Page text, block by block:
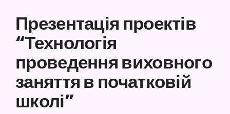
Презентація проектів
“Технологія
проведення виховного
заняття в початковій
школі”